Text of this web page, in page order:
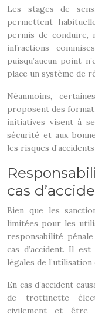
Les stages de
permettent
permis de conduire,
infractions
puisqu’aucun point
place un système de
Néanmoins,
proposent des
initiatives visent à
sécurité et aux
les risques
cas
Bien que les
limitées pour les
responsabilité
cas d’accident. Il est
légales de l’utilisation
En cas d’accident
de trottinette
civilement et être